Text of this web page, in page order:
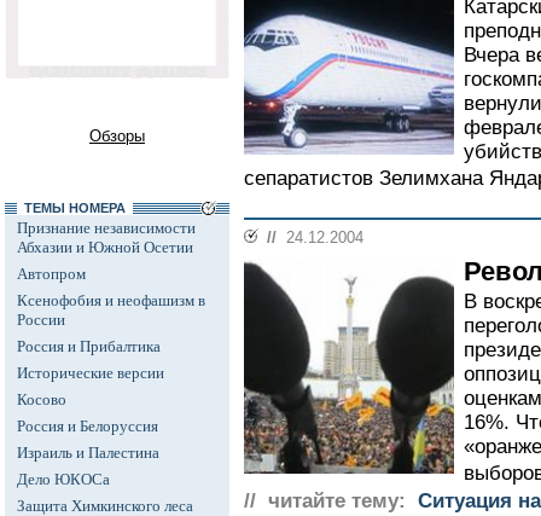
Обзоры
ТЕМЫ НОМЕРА
Признание независимости
Абхазии и Южной Осетии
Автопром
Ксенофобия и неофашизм в
России
Россия и Прибалтика
Исторические версии
Косово
Россия и Белоруссия
Израиль и Палестина
Дело ЮКОСа
Защита Химкинского леса
Вчера
сепаратистов Зелимхана
// 24.12.2004
В
16%.
// читайте тему:
Ситуация